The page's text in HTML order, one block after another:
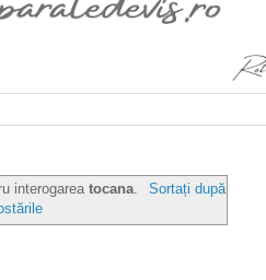
interogareatocana.
Sortați după